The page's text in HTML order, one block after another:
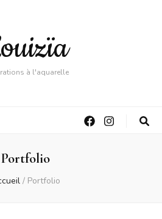
à l'aquarelle
Portfolio
/ Portfolio